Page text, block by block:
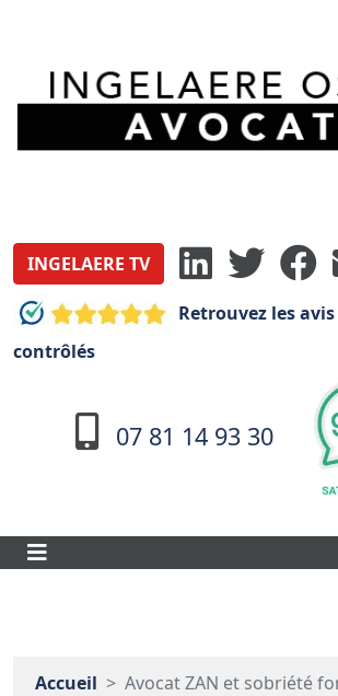
INGELAERE TV
Retrouvez les
contrôlés
07 81 14 93 30
Accueil Avocat ZAN et sobriété